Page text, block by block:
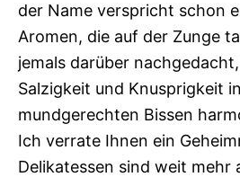
der Name verspricht schon
Aromen, die auf der Zunge
jemals darüber
Salzigkeit und Knusprigkeit
mundgerechten Bissen
Ich verrate Ihnen ein
Delikatessen sind weit mehr